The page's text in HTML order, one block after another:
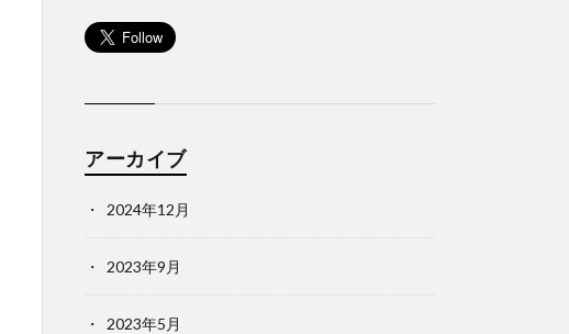
アーカイブ
2024年12月
2023年9月
2023年5月